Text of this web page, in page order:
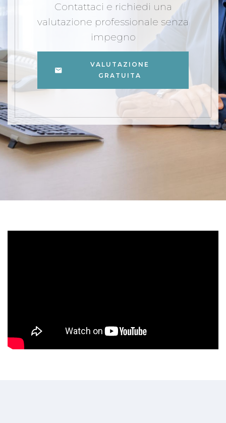
Contattaci e richiedi una
valutazione professionale senza
impegno
VALUTAZIONE
GRATUITA